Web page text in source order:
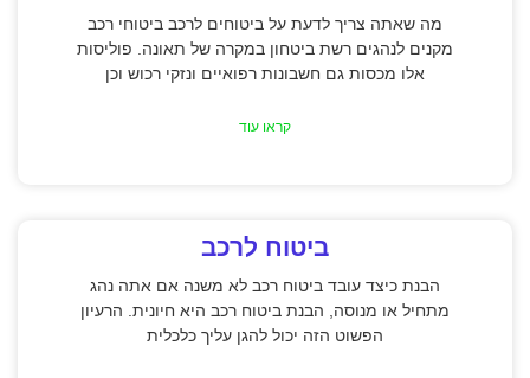
מה שאתה צריך לדעת על ביטוחים לרכב ביטוחי רכב
מקנים לנהגים רשת ביטחון במקרה של תאונה. פוליסות
אלו מכסות גם חשבונות רפואיים ונזקי רכוש וכן
קראו עוד
ביטוח לרכב
הבנת כיצד עובד ביטוח רכב לא משנה אם אתה נהג
מתחיל או מנוסה, הבנת ביטוח רכב היא חיונית. הרעיון
הפשוט הזה יכול להגן עליך כלכלית